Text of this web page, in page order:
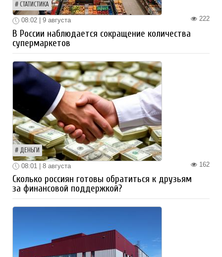
СТАТИСТИКА
222
08:02 | 9 августа
В России наблюдается сокращение количества
супермаркетов
ДЕНЬГИ
162
08:01 | 8 августа
Сколько россиян готовы обратиться к друзьям
за финансовой поддержкой?